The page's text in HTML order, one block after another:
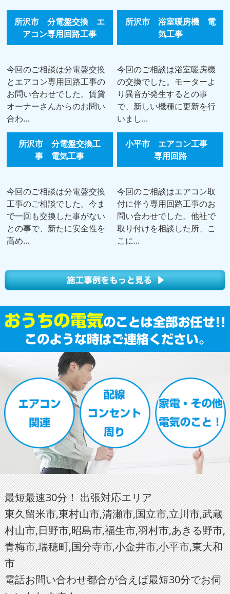
所沢市 分電盤交換 エ
アコン専用回路工事
今回のご相談は分電盤交換
とエアコン専用回路工事の
お問い合わせでした。賃貸
オーナーさんからのお問い
合わ...
所沢市 浴室暖房機 電
気工事
今回のご相談は浴室暖房機
の交換でした。モーターよ
り異音が発生するとの事
で、新しい機種に更新を行
いまし...
所沢市 分電盤交換工
事 電気工事
今回のご相談は分電盤交換
工事のご相談でした。今ま
で一回も交換した事がない
との事で、新たに安全性を
高め...
小平市 エアコン工事
専用回路
今回のご相談はエアコン取
付に伴う専用回路工事のお
問い合わせでした。他社で
取り付けを相談した所、こ
こに...
最短最速30分！ 出張対応エリア
東久留米市,東村山市,清瀬市,国立市,立川市,武蔵
村山市,日野市,昭島市,福生市,羽村市,あきる野市,
青梅市,瑞穂町,国分寺市,小金井市,小平市,東大和
市
電話お問い合わせ都合が合えば最短30分でお伺